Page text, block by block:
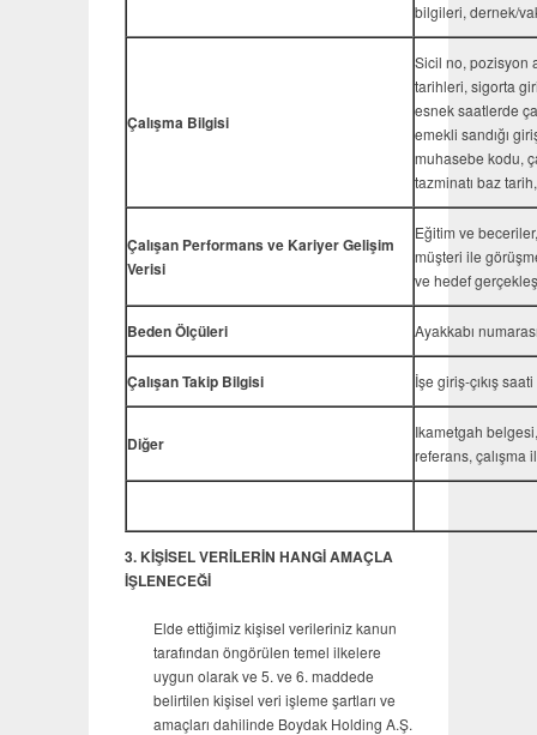
bilgileri, dernek/
Çalışma Bilgisi
Sicil no, pozisyon
tarihleri, sigorta
esnek saatlerde
emekli sandığı
muhasebe kodu,
tazminatı baz
Çalışan Performans ve Kariyer Gelişim
Verisi
Eğitim ve
müşteri ile
ve hedef
Beden Ölçüleri Ayakkabı
Çalışan Takip Bilgisi İşe giriş-çıkış saati
Diğer
Ikametgah
referans, çalışma
3. KİŞİSEL VERİLERİN HANGİ AMAÇLA
İŞLENECEĞİ
Elde ettiğimiz kişisel verileriniz kanun
tarafından öngörülen temel ilkelere
uygun olarak ve 5. ve 6. maddede
belirtilen kişisel veri işleme şartları ve
amaçları dahilinde Boydak Holding A.Ş.